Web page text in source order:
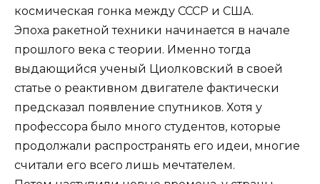
космическая гонка между СССР и США.
Эпоха ракетной техники начинается в начале
прошлого века с теории. Именно тогда
выдающийся ученый Циолковский в своей
статье о реактивном двигателе фактически
предсказал появление спутников. Хотя у
профессора было много студентов, которые
продолжали распространять его идеи, многие
считали его всего лишь мечтателем.